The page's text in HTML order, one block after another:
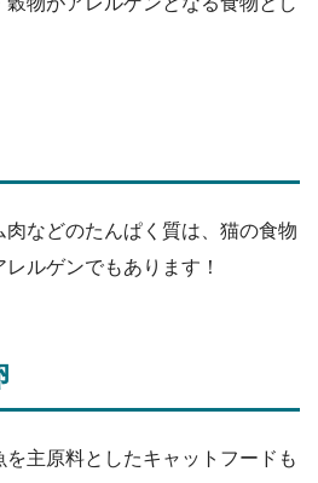
などのたんぱく質は、猫の食物
ルゲンでもあります！
主原料としたキャットフードも